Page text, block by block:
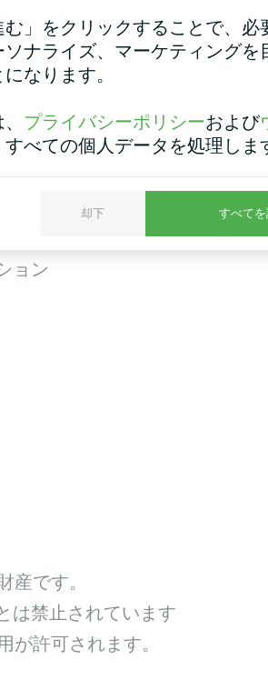
こと
ョン
産です。
は禁止されています
許可されます。
」をクリックすることで、必
ナライズ、マーケティングを
なります。
プライバシーポリシーおよび
すべての個人データを処理しま
却下 すべて